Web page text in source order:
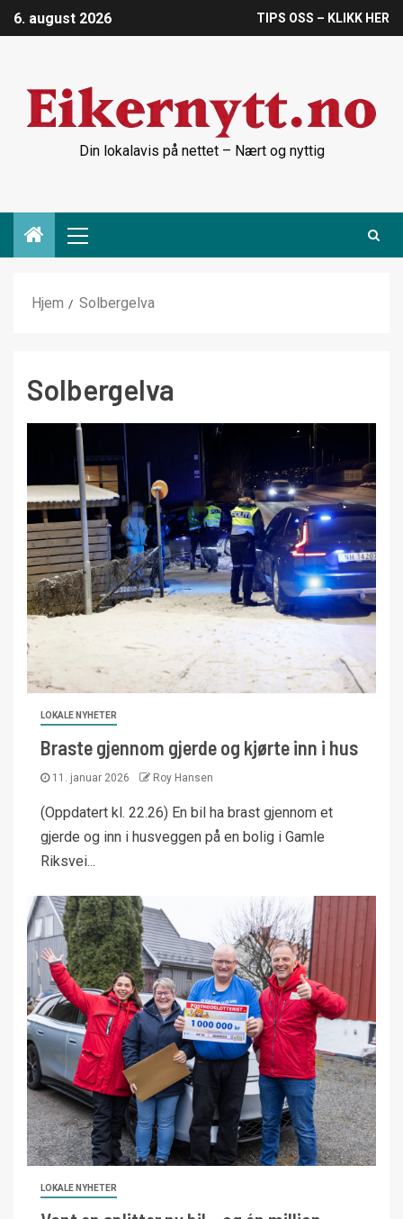
6. august 2026 TIPS OSS – KLIKK HER
Din lokalavis på nettet – Nært og nyttig
Hjem Solbergelva
Solbergelva
LOKALE NYHETER
Braste gjennom gjerde og kjørte inn i hus
11. januar 2026 Roy Hansen
(Oppdatert kl. 22.26) En bil ha brast gjennom et
gjerde og inn i husveggen på en bolig i Gamle
Riksvei...
LOKALE NYHETER